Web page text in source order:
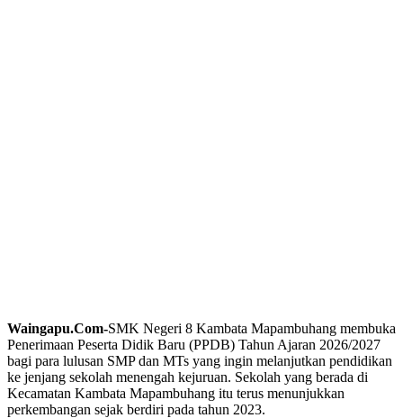
Waingapu.Com-SMK Negeri 8 Kambata Mapambuhang membuka
Penerimaan Peserta Didik Baru (PPDB) Tahun Ajaran 2026/2027
bagi para lulusan SMP dan MTs yang ingin melanjutkan pendidikan
ke jenjang sekolah menengah kejuruan. Sekolah yang berada di
Kecamatan Kambata Mapambuhang itu terus menunjukkan
perkembangan sejak berdiri pada tahun 2023.